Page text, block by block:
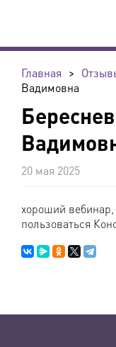
Главная >
Вадимовна
20 мая 2025
хороший вебинар,
пользоваться